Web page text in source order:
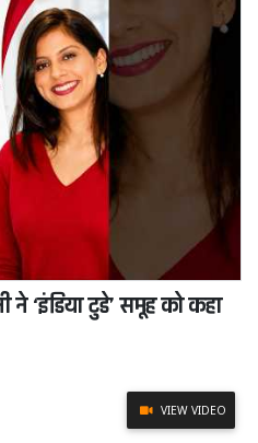
ने ‘इंडिया टुडे’ समूह को कहा
VIEW VIDEO